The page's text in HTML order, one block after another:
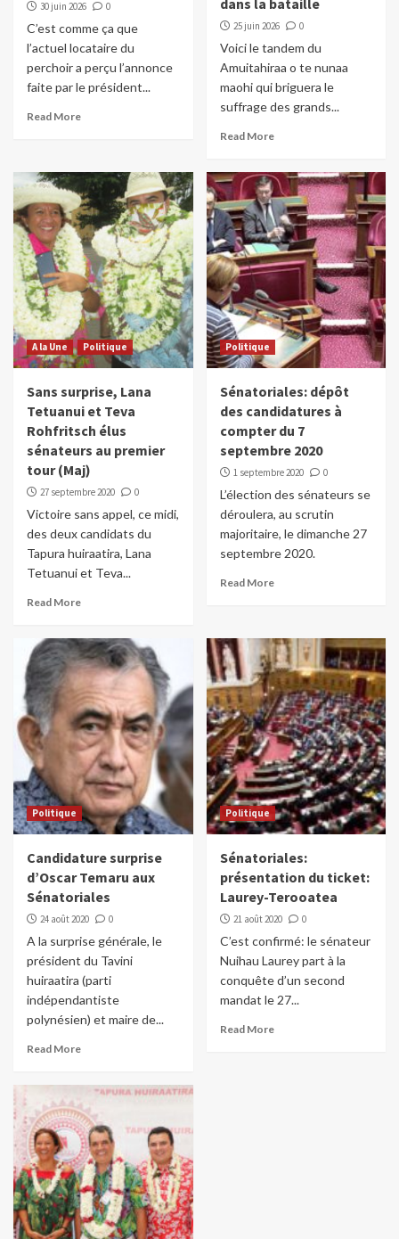
30 juin 2026 0
C’est comme ça que
l’actuel locataire du
perchoir a perçu l’annonce
faite par le président...
Read More
dans la bataille
25 juin 2026 0
Voici le tandem du
Amuitahiraa o te nunaa
maohi qui briguera le
suffrage des grands...
Read More
A la Une Politique
Sans surprise, Lana
Tetuanui et Teva
Rohfritsch élus
sénateurs au premier
tour (Maj)
27 septembre 2020 0
Victoire sans appel, ce midi,
des deux candidats du
Tapura huiraatira, Lana
Tetuanui et Teva...
Read More
Politique
Sénatoriales: dépôt
des candidatures à
compter du 7
septembre 2020
1 septembre 2020 0
L’élection des sénateurs se
déroulera, au scrutin
majoritaire, le dimanche 27
septembre 2020.
Read More
Politique
Candidature surprise
d’Oscar Temaru aux
Sénatoriales
24 août 2020 0
A la surprise générale, le
président du Tavini
huiraatira (parti
indépendantiste
polynésien) et maire de...
Read More
Politique
Sénatoriales:
présentation du ticket:
Laurey-Terooatea
21 août 2020 0
C’est confirmé: le sénateur
Nuihau Laurey part à la
conquête d’un second
mandat le 27...
Read More